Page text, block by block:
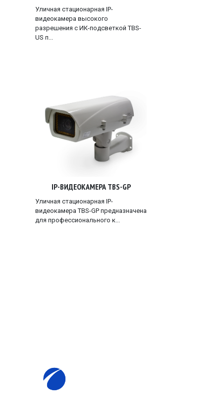
Уличная стационарная IP-
видеокамера высокого
разрешения с ИК-подсветкой TBS-
US п...
IP-ВИДЕОКАМЕРА TBS-GP
Уличная стационарная IP-
видеокамера TBS-GP предназначена
для профессионального к...